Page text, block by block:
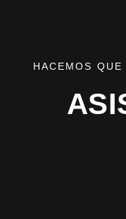
HACEMOS